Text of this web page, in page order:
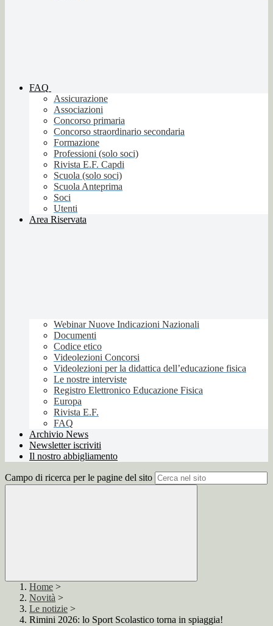
FAQ
Assicurazione
Associazioni
Concorso primaria
Concorso straordinario secondaria
Formazione
Professioni (solo soci)
Rivista E.F. Capdi
Scuola (solo soci)
Scuola Anteprima
Soci
Utenti
Area Riservata
Webinar Nuove Indicazioni Nazionali
Documenti
Codice etico
Videolezioni Concorsi
Videolezioni per la didattica dell’educazione fisica
Le nostre interviste
Registro Elettronico Educazione Fisica
Europa
Rivista E.F.
FAQ
Archivio News
Newsletter iscriviti
Il nostro abbigliamento
Campo di ricerca per le pagine del sito
Home >
Novità >
Le notizie >
Rimini 2026: lo Sport Scolastico torna in spiaggia!